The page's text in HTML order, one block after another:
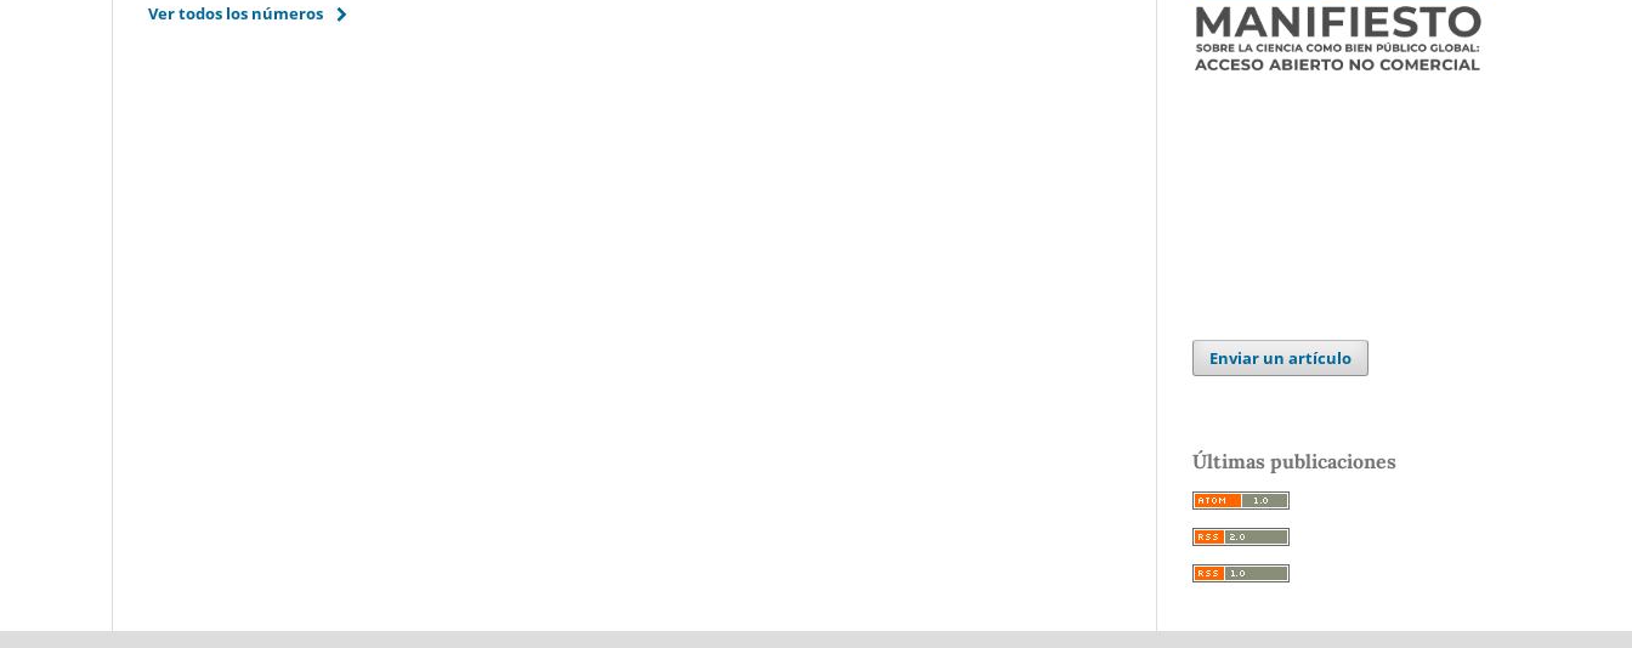
Ver todos los números
Enviar un artículo
Últimas publicaciones